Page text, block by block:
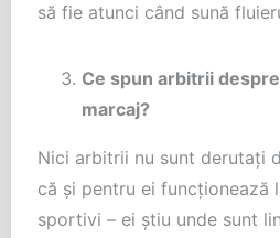
să fie atunci când sună
Ce spun arbitrii
marcaj?
Nici arbitrii nu sunt derutați
că și pentru ei funcționează
sportivi – ei știu unde sunt